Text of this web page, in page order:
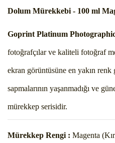
Dolum Mürekkebi - 100 ml
Goprint Platinum
fotoğrafçılar ve kaliteli fotoğraf
ekran görüntüsüne en yakın renk
sapmalarının yaşanmadığı ve
mürekkep serisidir.
Mürekkep Rengi : Magenta